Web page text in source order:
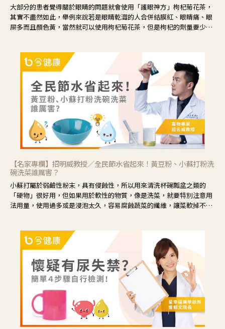
大部分的患者覺得關於眼睛的問題就會使用「護眼神方」枸杞菊花茶，
其實不盡然如此，舉例來說若是眼睛乾澀的人合併結膜紅、眼睛痛、眼
屎多而且顏色黃，當然就可以使用枸杞菊花茶，但是枸杞的劑量要少，
候就要使用菊花、金銀花來治療；假如單純的眼睛乾澀，結膜沒有紅，
眼睛周圍沒有眼屎，這種情況是屬於「陰虛」，就可以使用枸杞、蓮
藕、麥門冬、山藥等比較滋潤的藥材，效果就更顯著。
【名家專欄】招明威教授／全民節水省起來！黃豆粉、小蘇打粉洗
碗洗菜誰厲害？
小蘇打屬於弱鹼性粉末，具有侵蝕性，所以用來清洗杯碗瓢盆之類的
「硬物」很好用，但如果用於軟性的物質，像是洗菜，就要特別注意用
法用量，使用過多或是浸泡太久，容易腐蝕蔬菜的纖維，讓菜軟掉不清